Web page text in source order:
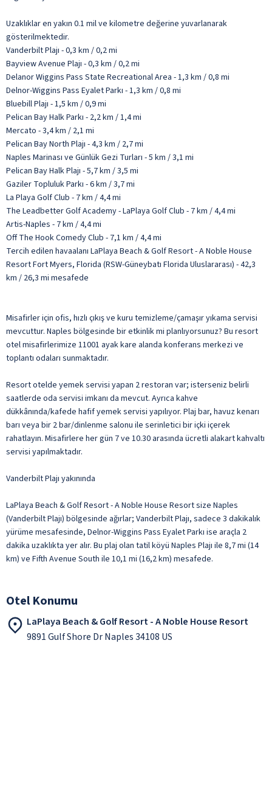
Uzaklıklar en yakın 0.1 mil ve kilometre değerine yuvarlanarak
gösterilmektedir.
Vanderbilt Plajı - 0,3 km / 0,2 mi
Bayview Avenue Plajı - 0,3 km / 0,2 mi
Delanor Wiggins Pass State Recreational Area - 1,3 km / 0,8 mi
Delnor-Wiggins Pass Eyalet Parkı - 1,3 km / 0,8 mi
Bluebill Plajı - 1,5 km / 0,9 mi
Pelican Bay Halk Parkı - 2,2 km / 1,4 mi
Mercato - 3,4 km / 2,1 mi
Pelican Bay North Plajı - 4,3 km / 2,7 mi
Naples Marinası ve Günlük Gezi Turları - 5 km / 3,1 mi
Pelican Bay Halk Plajı - 5,7 km / 3,5 mi
Gaziler Topluluk Parkı - 6 km / 3,7 mi
La Playa Golf Club - 7 km / 4,4 mi
The Leadbetter Golf Academy - LaPlaya Golf Club - 7 km / 4,4 mi
Artis-Naples - 7 km / 4,4 mi
Off The Hook Comedy Club - 7,1 km / 4,4 mi
Tercih edilen havaalanı LaPlaya Beach & Golf Resort - A Noble House
Resort Fort Myers, Florida (RSW-Güneybatı Florida Uluslararası) - 42,3
km / 26,3 mi mesafede
Misafirler için ofis, hızlı çıkış ve kuru temizleme/çamaşır yıkama servisi
mevcuttur. Naples bölgesinde bir etkinlik mi planlıyorsunuz? Bu resort
otel misafirlerimize 11001 ayak kare alanda konferans merkezi ve
toplantı odaları sunmaktadır.
Resort otelde yemek servisi yapan 2 restoran var; isterseniz belirli
saatlerde oda servisi imkanı da mevcut. Ayrıca kahve
dükkânında/kafede hafif yemek servisi yapılıyor. Plaj bar, havuz kenarı
barı veya bir 2 bar/dinlenme salonu ile serinletici bir içki içerek
rahatlayın. Misafirlere her gün 7 ve 10.30 arasında ücretli alakart kahvaltı
servisi yapılmaktadır.
Vanderbilt Plajı yakınında
LaPlaya Beach & Golf Resort - A Noble House Resort size Naples
(Vanderbilt Plajı) bölgesinde ağırlar; Vanderbilt Plajı, sadece 3 dakikalık
yürüme mesafesinde, Delnor-Wiggins Pass Eyalet Parkı ise araçla 2
dakika uzaklıkta yer alır. Bu plaj olan tatil köyü Naples Plajı ile 8,7 mi (14
km) ve Fifth Avenue South ile 10,1 mi (16,2 km) mesafede.
Otel Konumu
LaPlaya Beach & Golf Resort - A Noble House Resort
9891 Gulf Shore Dr Naples 34108 US